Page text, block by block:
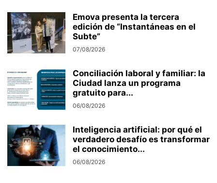
Emova presenta la tercera
edición de “Instantáneas en el
Subte”
07/08/2026
Conciliación laboral y familiar: la
Ciudad lanza un programa
gratuito para...
06/08/2026
Inteligencia artificial: por qué el
verdadero desafío es transformar
el conocimiento...
06/08/2026